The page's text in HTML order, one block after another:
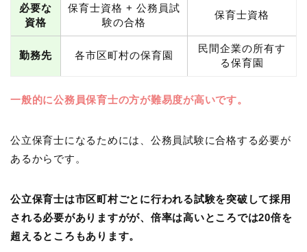
必要な
資格
保育士資格 + 公務員試
験の合格
保育士資格
勤務先 各市区町村の保育園
民間企業の所有す
る保育園
一般的に公務員保育士の方が難易度が高いです。
公立保育士になるためには、公務員試験に合格する必要が
あるからです。
公立保育士は市区町村ごとに行われる試験を突破して採用
される必要がありますがが、倍率は高いところでは20倍を
超えるところもあります。